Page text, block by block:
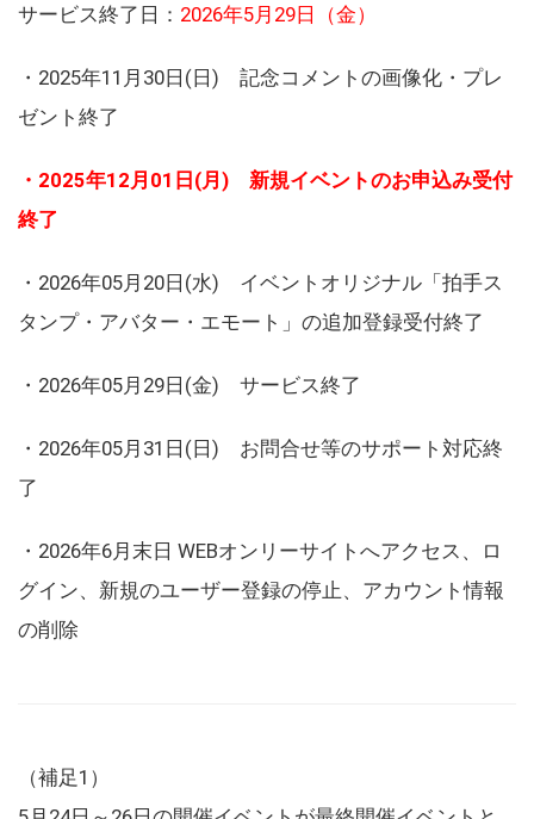
サービス終了日： 2026年5月29日（金）
・2025年11月30日(日) 記念コメントの画像化・プレ
ゼント終了
・2025年12月01日(月) 新規イベントのお申込み受付
終了
・2026年05月20日(水) イベントオリジナル「拍手ス
タンプ・アバター・エモート」の追加登録受付終了
・2026年05月29日(金) サービス終了
・2026年05月31日(日) お問合せ等のサポート対応終
了
・2026年6月末日 WEBオンリーサイトへアクセス、ロ
グイン、新規のユーザー登録の停止、アカウント情報
の削除
（補足1）